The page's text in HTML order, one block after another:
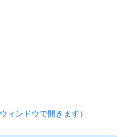
ィンドウで開きます）